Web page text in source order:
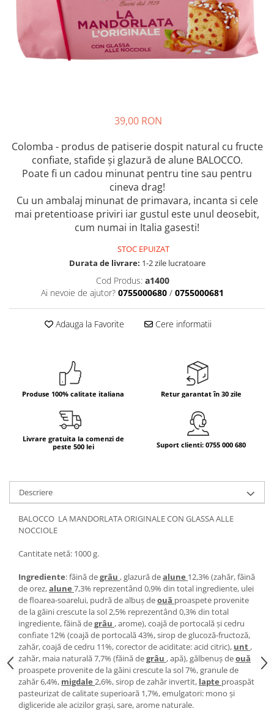
Fructe si legume din Italia
Sosuri Italiene
Sosuri de rosii si pasta de tomate
Sosuri paste
Dulciuri italiene
Biscuiti italieni
Prajituri, napolitane, cornuri
Bomboane italiene
Ciocolata italiana
Bere italiana
Vinuri italiene
Bauturi aperitive, alcoolice
Panettone cozonac italian,
Produse fara gluten
Produse de panificatie
Hartie igienica
Solutii curatat suprafete baie
Solutii anticalcar
Igiena casei
Parfum, odorizant camera
Solutii anti insecte
Geluri de dus pentru Barbati si
Femei din Italia
Spumant de baie
Sapun Lichid sau Solid
Antibacterian Pentru Fata sau
Periute de Dinti
Apa de Gura
Igiena intima
Absorbante
Geluri intime
39,00 RON
Colomba - produs de patiserie dospit natural cu fructe
confiate, stafide și glazură de alune BALOCCO.
Poate fi un cadou minunat pentru tine sau pentru
cineva drag!
Cu un ambalaj minunat de primavara, incanta si cele
mai pretentioase priviri iar gustul este unul deosebit,
cum numai in Italia gasesti!
STOC EPUIZAT
Durata de livrare: 1-2 zile lucratoare
Cod Produs: a1400
Ai nevoie de ajutor? 0755000680 / 0755000681
Adauga la Favorite Cere informatii
Produse 100% calitate italiana Retur garantat în 30 zile
Livrare gratuita la comenzi de
peste 500 lei
Suport clienti: 0755 000 680
Descriere
BALOCCO LA MANDORLATA ORIGINALE CON GLASSA ALLE
NOCCIOLE
Cantitate netă: 1000 g.
Ingrediente: făină degrâu , glazură dealune 12,3% (zahăr, făină
de orez,alune 7,3% reprezentând 0,9% din total ingrediente, ulei
de floarea-soarelui, pudră de albuș deouă proaspete provenite
de la găini crescute la sol 2,5% reprezentând 0,3% din total
ingrediente, făină degrâu , arome), coajă de portocală și cedru
confiate 12% (coajă de portocală 43%, sirop de glucoză-fructoză,
zahăr, coajă de cedru 11%, corector de aciditate: acid citric), unt ,
zahăr, maia naturală 7,7% (făină degrâu , apă), gălbenuș deouă
proaspete provenite de la găini crescute la sol 7%, granule de
zahăr 6,4%, migdale 2,6%, sirop de zahăr invertit, lapte proaspăt
pasteurizat de calitate superioară 1,7%, emulgatori: mono și
digliceride ale acizilor grași, sare, arome naturale.